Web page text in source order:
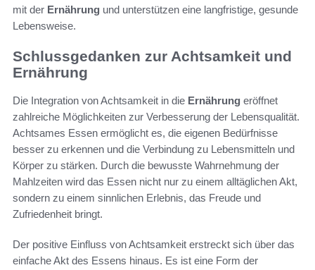
mit der Ernährung und unterstützen eine langfristige, gesunde
Lebensweise.
Schlussgedanken zur Achtsamkeit und
Ernährung
Die Integration von Achtsamkeit in die Ernährung eröffnet
zahlreiche Möglichkeiten zur Verbesserung der Lebensqualität.
Achtsames Essen ermöglicht es, die eigenen Bedürfnisse
besser zu erkennen und die Verbindung zu Lebensmitteln und
Körper zu stärken. Durch die bewusste Wahrnehmung der
Mahlzeiten wird das Essen nicht nur zu einem alltäglichen Akt,
sondern zu einem sinnlichen Erlebnis, das Freude und
Zufriedenheit bringt.
Der positive Einfluss von Achtsamkeit erstreckt sich über das
einfache Akt des Essens hinaus. Es ist eine Form der